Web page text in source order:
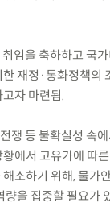
임을 축하하고 국
재정·통화정책의
자 마련됨.
쟁 등 불확실성 속
에서 고유가에 따
소하기 위해, 물가
량을 집중할 필요가